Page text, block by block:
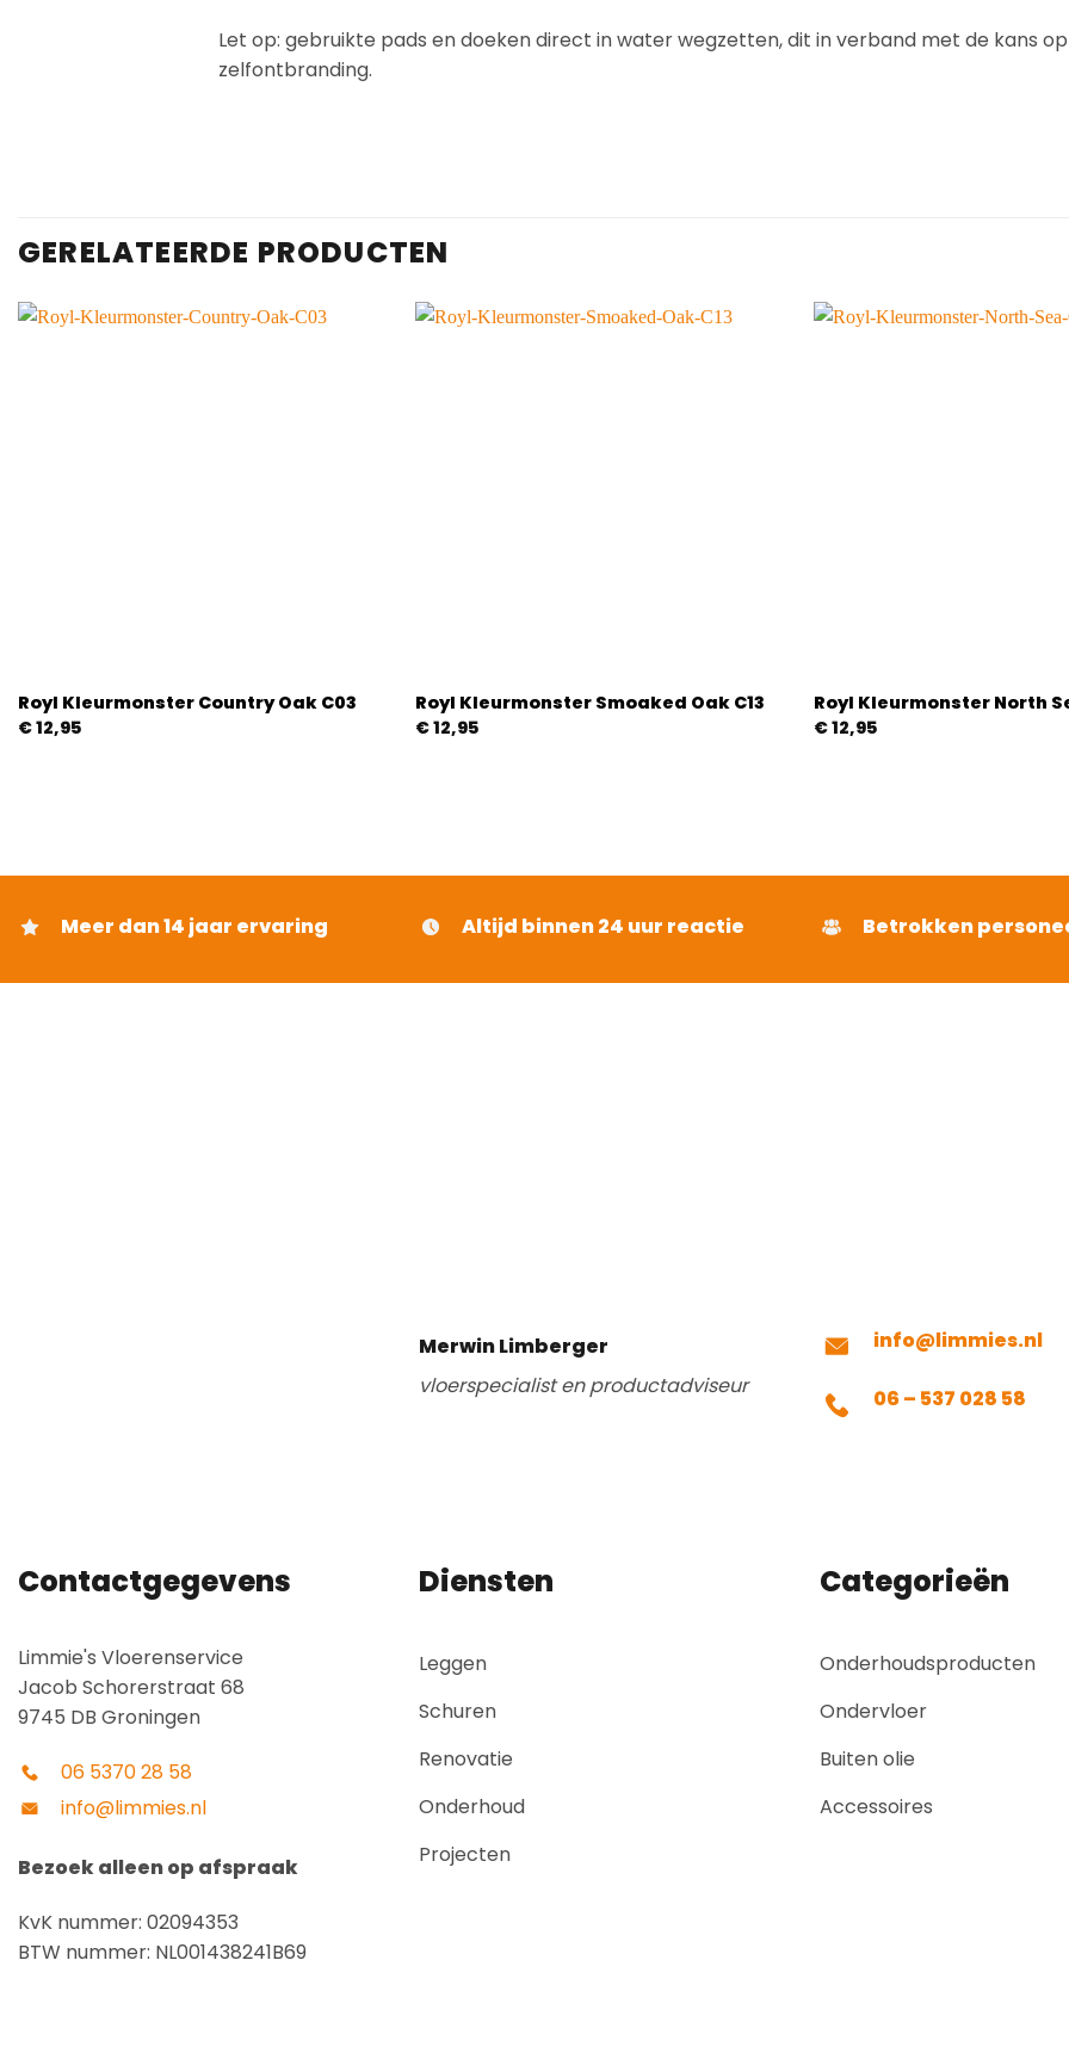
Let op: gebruikte pads en doeken direct in water wegzetten, dit in verband met de kans op
zelfontbranding.
GERELATEERDE PRODUCTEN
Royl Kleurmonster Country Oak C03
€12,95
Royl Kleurmonster Smoaked Oak C13
€12,95
Royl Kleurmonster North
€12,95
Meer dan 14 jaar ervaring Altijd binnen 24 uur reactie Betrokken
Merwin Limberger
vloerspecialist en productadviseur
info@limmies.nl
06 – 537 028 58
Contactgegevens
Limmie's Vloerenservice
Jacob Schorerstraat 68
9745 DB Groningen
06 5370 28 58
info@limmies.nl
Bezoek alleen op afspraak
KvK nummer: 02094353
BTW nummer: NL001438241B69
Diensten
Leggen
Schuren
Renovatie
Onderhoud
Projecten
Categorieën
Onderhoudsproducten
Ondervloer
Buiten olie
Accessoires